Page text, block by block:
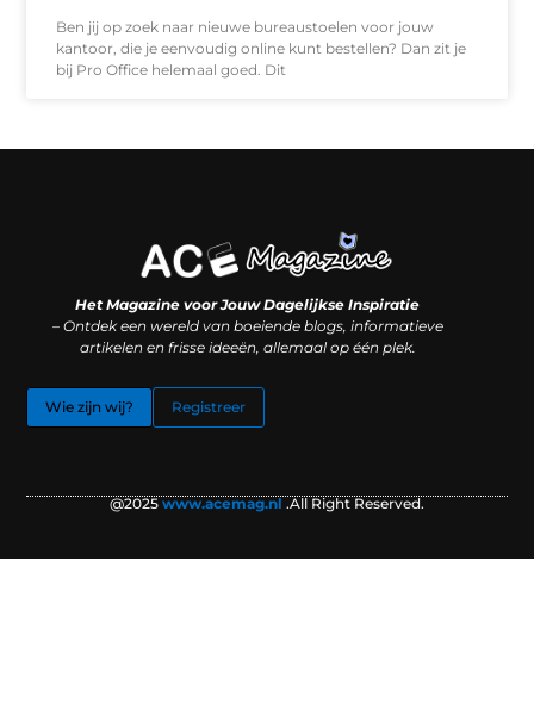
Ben jij op zoek naar nieuwe bureaustoelen voor jouw
kantoor, die je eenvoudig online kunt bestellen? Dan zit je
bij Pro Office helemaal goed. Dit
Het Magazine voor Jouw Dagelijkse Inspiratie
– Ontdek een wereld van boeiende blogs, informatieve
artikelen en frisse ideeën, allemaal op één plek.
Wie zijn wij? Registreer
@2025www.acemag.nl .All Right Reserved.